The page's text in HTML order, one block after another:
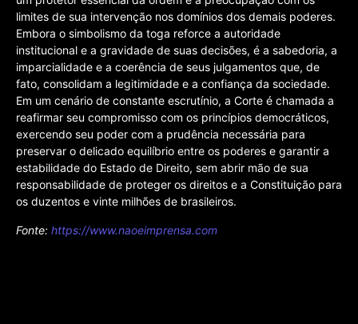
limites de sua intervenção nos domínios dos demais poderes.
Embora o simbolismo da toga reforce a autoridade
institucional e a gravidade de suas decisões, é a sabedoria, a
imparcialidade e a coerência de seus julgamentos que, de
fato, consolidam a legitimidade e a confiança da sociedade.
Em um cenário de constante escrutínio, a Corte é chamada a
reafirmar seu compromisso com os princípios democráticos,
exercendo seu poder com a prudência necessária para
preservar o delicado equilíbrio entre os poderes e garantir a
estabilidade do Estado de Direito, sem abrir mão de sua
responsabilidade de proteger os direitos e a Constituição para
os duzentos e vinte milhões de brasileiros.
Fonte: https://www.naoeimprensa.com